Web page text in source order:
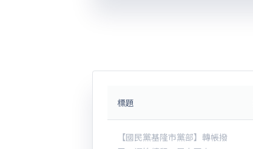
標題
【國民黨基隆市黨部】轉帳撥